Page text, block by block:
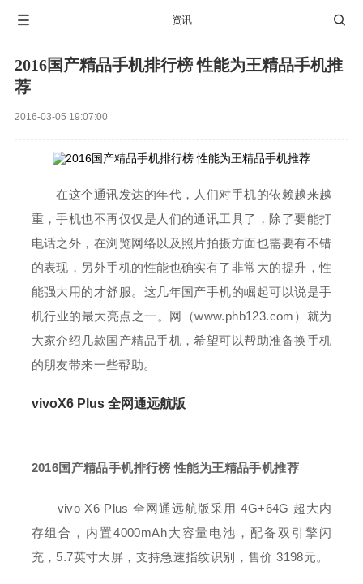

资讯

2016国产精品手机排行榜 性能为王精品手机推
荐
2016-03-05 19:07:00
在这个通讯发达的年代，人们对手机的依赖越来越
重，手机也不再仅仅是人们的通讯工具了，除了要能打
电话之外，在浏览网络以及照片拍摄方面也需要有不错
的表现，另外手机的性能也确实有了非常大的提升，性
能强大用的才舒服。这几年国产手机的崛起可以说是手
机行业的最大亮点之一。网（www.phb123.com）就为
大家介绍几款国产精品手机，希望可以帮助准备换手机
的朋友带来一些帮助。
vivoX6 Plus 全网通远航版
2016国产精品手机排行榜 性能为王精品手机推荐
vivo X6 Plus 全网通远航版采用 4G+64G 超大内
存组合，内置4000mAh大容量电池，配备双引擎闪
充，5.7英寸大屏，支持急速指纹识别，售价 3198元。